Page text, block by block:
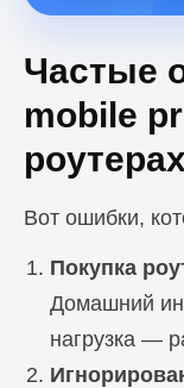
Частые
mobile
роутерах
Вот ошибки,
Покупка
Домашний
нагрузка —
Похожие